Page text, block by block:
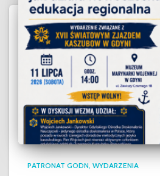
PATRONAT GODN WYDARZENIA